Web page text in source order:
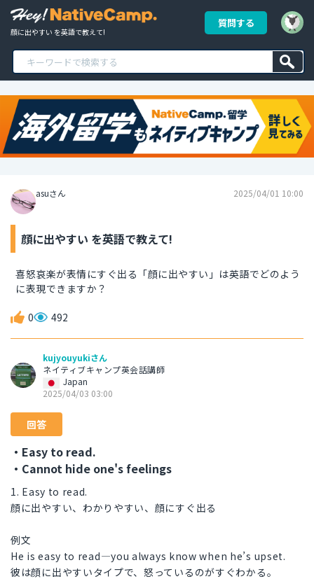
顔に出やすい を英語で教えて!
質問する
asuさん 2025/04/01 10:00
顔に出やすい を英語で教えて!
喜怒哀楽が表情にすぐ出る「顔に出やすい」は英語でどのよう
に表現できますか？
0 492
kujyouyukiさん
ネイティブキャンプ英会話講師
Japan
2025/04/03 03:00
回答
・Easy to read.
・Cannot hide one's feelings
1. Easy to read.
顔に出やすい、わかりやすい、顔にすぐ出る
例文
He is easy to read—you always know when he’s upset.
彼は顔に出やすいタイプで、怒っているのがすぐわかる。